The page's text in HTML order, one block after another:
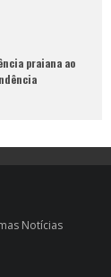
praiana ao
Notícias